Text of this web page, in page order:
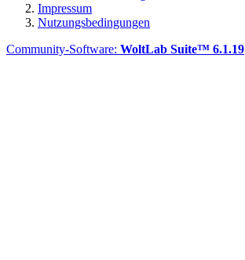
Impressum
Nutzungsbedingungen
Community-Software: WoltLab Suite™ 6.1.19